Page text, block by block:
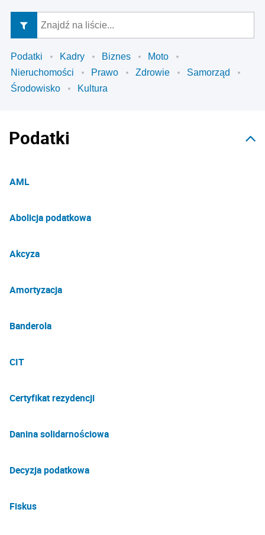
Podatki Kadry Biznes
Moto
Nieruchomości
Prawo Zdrowie
Samorząd
Środowisko
Kultura
Podatki
AML
Abolicja podatkowa
Akcyza
Amortyzacja
Banderola
CIT
Certyfikat rezydencji
Danina solidarnościowa
Decyzja podatkowa
Fiskus